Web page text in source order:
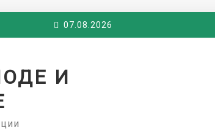
07.08.2026
И